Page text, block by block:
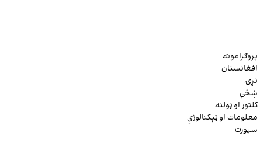
پروګرامونه
افغانستان
نړۍ
ښځې
کلتور او ټولنه
معلومات او ټېکنالوژي
سپورت